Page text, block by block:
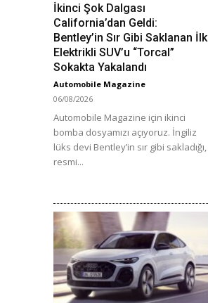
İkinci Şok Dalgası
California’dan Geldi:
Bentley’in Sır Gibi Saklanan İlk
Elektrikli SUV’u “Torcal”
Sokakta Yakalandı
Automobile Magazine
06/08/2026
Automobile Magazine için ikinci
bomba dosyamızı açıyoruz. İngiliz
lüks devi Bentley’in sır gibi sakladığı,
resmi...